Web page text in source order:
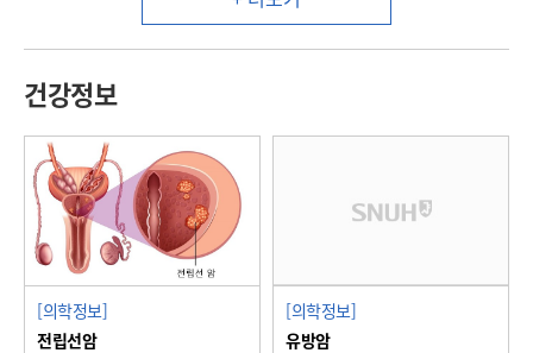
건강정보
[의학정보]
전립선암
[의학정보]
유방암